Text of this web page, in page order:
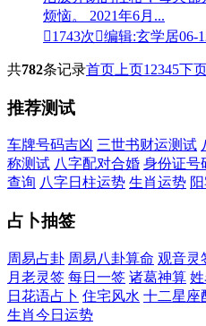
烦恼。 2021年6月...
1743次编辑:玄学居06-
共782条记录首页 上页1 2345下
推荐测试
车牌号码吉凶 三世书财运测试
称测试 八字配对合婚 身份证号
查询 八字日柱运势 生肖运势
占卜抽签
周易占卦 周易八卦算命 观音灵
月老灵签 每日一签 诸葛神算
日花语占卜 住宅风水 十二星座
生肖今日运势